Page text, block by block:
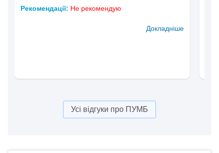
Рекомендації: Не рекомендую
Докладніше
Усі відгуки про ПУМБ